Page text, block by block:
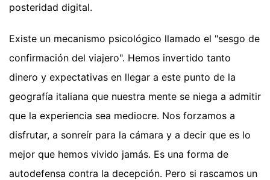
posteridad digital.
Existe un mecanismo psicológico llamado el "sesgo de
confirmación del viajero". Hemos invertido tanto
dinero y expectativas en llegar a este punto de la
geografía italiana que nuestra mente se niega a admitir
que la experiencia sea mediocre. Nos forzamos a
disfrutar, a sonreír para la cámara y a decir que es lo
mejor que hemos vivido jamás. Es una forma de
autodefensa contra la decepción. Pero si rascamos un